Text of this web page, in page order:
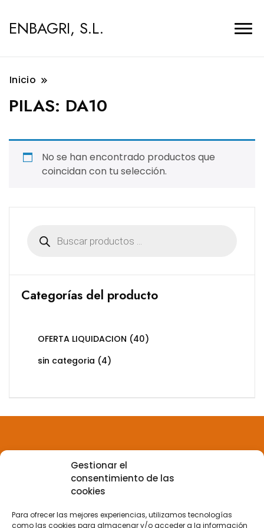
Gestionar el
consentimiento de las
cookies
Para ofrecer las mejores experiencias, utilizamos tecnologías
como las cookies para almacenar y/o acceder a la información
ENBAGRI, S.L.
Inicio
PILAS: DA10
No se han encontrado productos que
coincidan con tu selección.
productos
Categorías del producto
OFERTA LIQUIDACION (40)
sin categoria (4)
Política de privacidad